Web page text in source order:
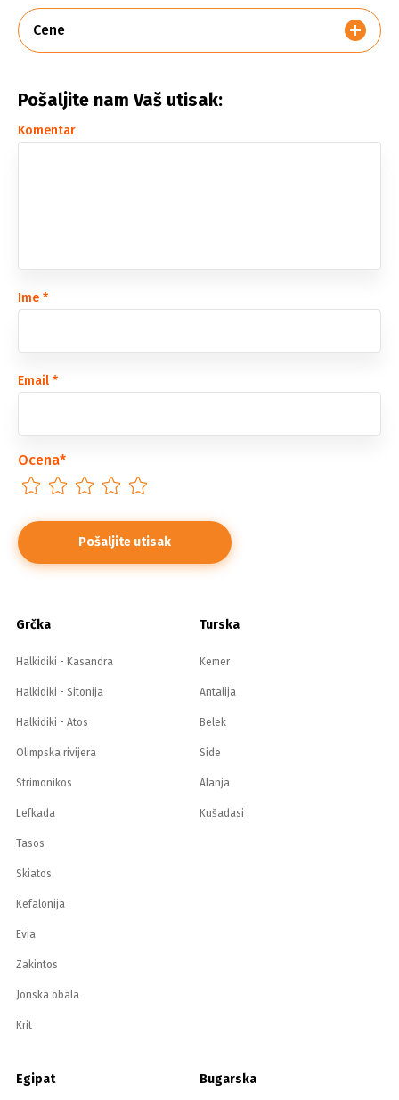
Cene
Pošaljite nam Vaš utisak:
Komentar
Ime *
Email *
Ocena*
Grčka
Halkidiki - Kasandra
Halkidiki - Sitonija
Halkidiki - Atos
Olimpska rivijera
Strimonikos
Lefkada
Tasos
Skiatos
Kefalonija
Evia
Zakintos
Jonska obala
Krit
Turska
Kemer
Antalija
Belek
Side
Alanja
Kušadasi
Egipat Bugarska